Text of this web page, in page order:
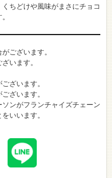
ちどけや風味がまさにチョコ
ございます。
います。
ざいます。
ざいます。
ンがフランチャイズチェーン
いいます。